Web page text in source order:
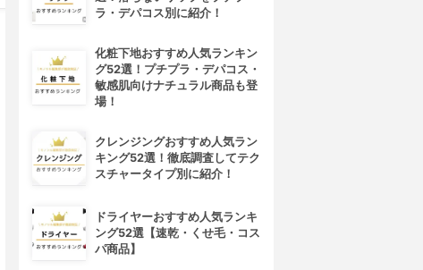
ラ・デパコス別に紹介！
化粧下地おすすめ人気ランキン
グ52選！プチプラ・デパコス・
敏感肌向けナチュラル商品も登
場！
クレンジングおすすめ人気ラン
キング52選！徹底調査してテク
スチャータイプ別に紹介！
ドライヤーおすすめ人気ランキ
ング52選【速乾・くせ毛・コス
パ商品】